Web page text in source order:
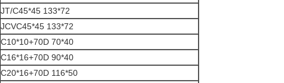
JT/C45*45 133*72
JCVC45*45 133*72
C10*10+70D 70*40
C16*16+70D 90*40
C20*16+70D 116*50